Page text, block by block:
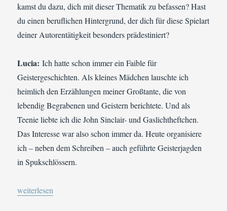
kamst du dazu, dich mit dieser Thematik zu befassen? Hast
du einen beruflichen Hintergrund, der dich für diese Spielart
deiner Autorentätigkeit besonders prädestiniert?
Lucia:Ich hatte schon immer ein Faible für
Geistergeschichten. Als kleines Mädchen lauschte ich
heimlich den Erzählungen meiner Großtante, die von
lebendig Begrabenen und Geistern berichtete. Und als
Teenie liebte ich die John Sinclair- und Gaslichtheftchen.
Das Interesse war also schon immer da. Heute organisiere
ich – neben dem Schreiben – auch geführte Geisterjagden
in Spukschlössern.
„Interview: Fragen an die Fantasy-Autorin Lucia Moiné (Lucy
weiterlesen